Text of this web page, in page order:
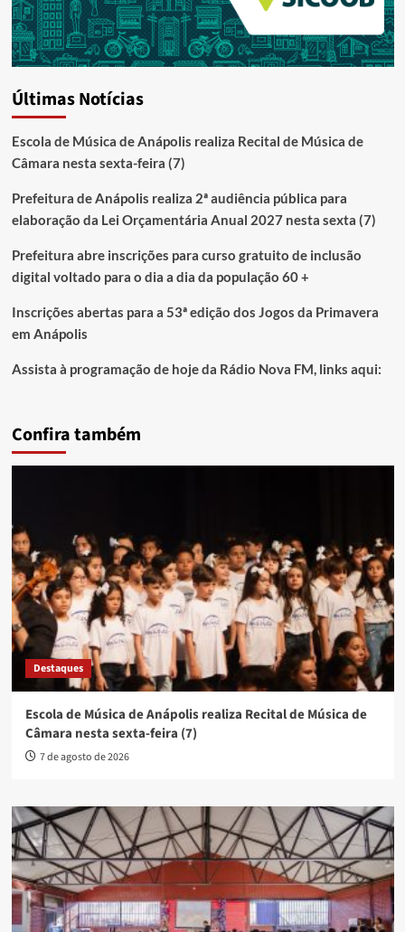
Últimas Notícias
Escola de Música de Anápolis realiza Recital de Música de
Câmara nesta sexta-feira (7)
Prefeitura de Anápolis realiza 2ª audiência pública para
elaboração da Lei Orçamentária Anual 2027 nesta sexta (7)
Prefeitura abre inscrições para curso gratuito de inclusão
digital voltado para o dia a dia da população 60 +
Inscrições abertas para a 53ª edição dos Jogos da Primavera
em Anápolis
Assista à programação de hoje da Rádio Nova FM, links aqui:
Confira também
Destaques
Escola de Música de Anápolis realiza Recital de Música de
Câmara nesta sexta-feira (7)
7 de agosto de 2026